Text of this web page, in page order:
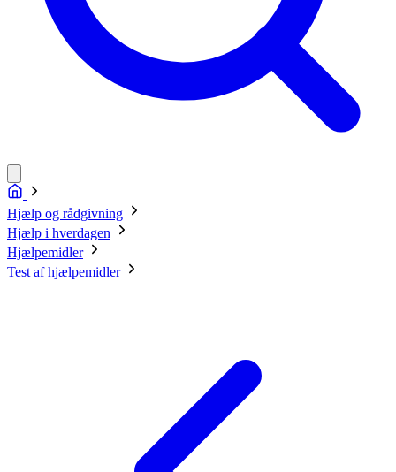
Hjælp og rådgivning
Hjælp i hverdagen
Hjælpemidler
Test af hjælpemidler